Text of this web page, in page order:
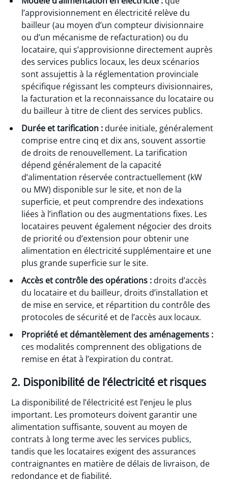
l’approvisionnement en électricité relève du
bailleur (au moyen d’un compteur divisionnaire
ou d’un mécanisme de refacturation) ou du
locataire, qui s’approvisionne directement auprès
des services publics locaux, les deux scénarios
sont assujettis à la réglementation provinciale
spécifique régissant les compteurs divisionnaires,
la facturation et la reconnaissance du locataire ou
du bailleur à titre de client des services publics.
Durée et tarification : durée initiale, généralement
comprise entre cinq et dix ans, souvent assortie
de droits de renouvellement. La tarification
dépend généralement de la capacité
d’alimentation réservée contractuellement (kW
ou MW) disponible sur le site, et non de la
superficie, et peut comprendre des indexations
liées à l’inflation ou des augmentations fixes. Les
locataires peuvent également négocier des droits
de priorité ou d’extension pour obtenir une
alimentation en électricité supplémentaire et une
plus grande superficie sur le site.
Accès et contrôle des opérations : droits d’accès
du locataire et du bailleur, droits d’installation et
de mise en service, et répartition du contrôle des
protocoles de sécurité et de l’accès aux locaux.
Propriété et démantèlement des aménagements :
ces modalités comprennent des obligations de
remise en état à l’expiration du contrat.
2. Disponibilité de l’électricité et risques
La disponibilité de l’électricité est l’enjeu le plus
important. Les promoteurs doivent garantir une
alimentation suffisante, souvent au moyen de
contrats à long terme avec les services publics,
tandis que les locataires exigent des assurances
contraignantes en matière de délais de livraison, de
redondance et de fiabilité.